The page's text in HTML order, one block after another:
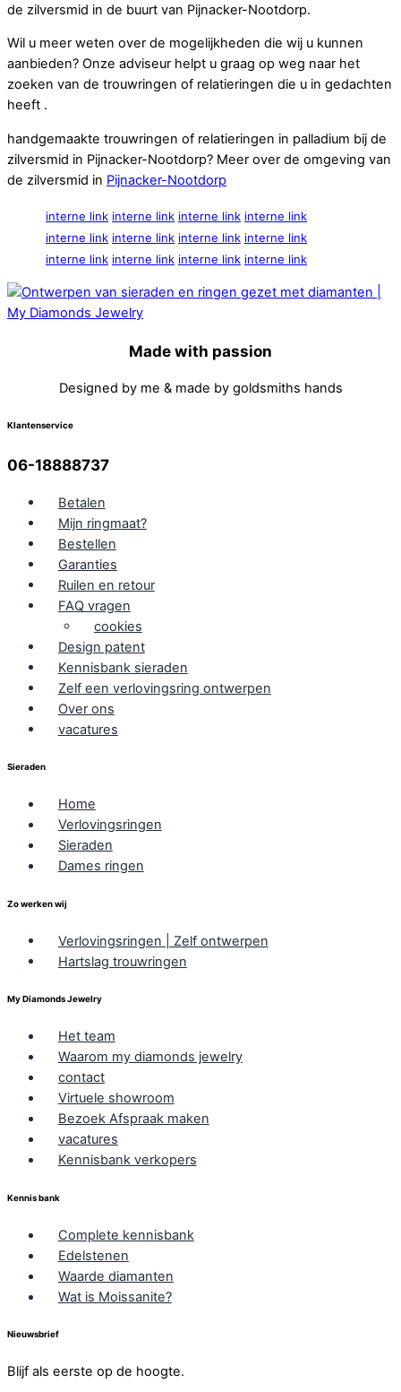
de zilversmid in de buurt van Pijnacker-Nootdorp.
Wil u meer weten over de mogelijkheden die wij u kunnen
aanbieden? Onze adviseur helpt u graag op weg naar het
zoeken van de trouwringen of relatieringen die u in gedachten
heeft .
handgemaakte trouwringen of relatieringen in palladium bij de
zilversmid in Pijnacker-Nootdorp? Meer over de omgeving van
de zilversmid in Pijnacker-Nootdorp
interne link interne link interne link interne link
interne link interne link interne link interne link
interne link interne link interne link interne link
Made with passion
Designed by me & made by goldsmiths hands
Klantenservice
06-18888737
Betalen
Mijn ringmaat?
Bestellen
Garanties
Ruilen en retour
FAQ vragen
cookies
Design patent
Kennisbank sieraden
Zelf een verlovingsring ontwerpen
Over ons
vacatures
Sieraden
Home
Verlovingsringen
Sieraden
Dames ringen
Zo werken wij
Verlovingsringen | Zelf ontwerpen
Hartslag trouwringen
My Diamonds Jewelry
Het team
Waarom my diamonds jewelry
contact
Virtuele showroom
Bezoek Afspraak maken
vacatures
Kennisbank verkopers
Kennis bank
Complete kennisbank
Edelstenen
Waarde diamanten
Wat is Moissanite?
Nieuwsbrief
Blijf als eerste op de hoogte.